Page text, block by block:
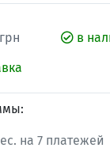
грн
в
на 7 платежей